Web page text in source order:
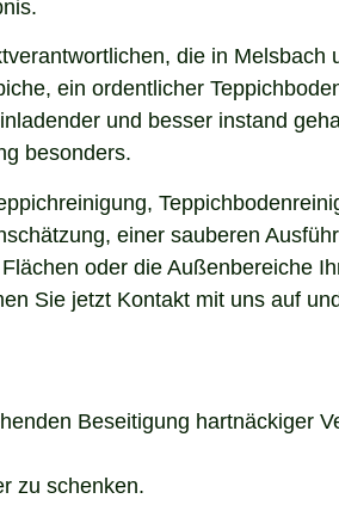
die in Melsbach
ein ordentlicher
und besser instand
besonders.
einer sauberen
oder die Außenbereiche
Sie jetzt Kontakt mit uns auf
Beseitigung hartnäckiger
zu schenken.